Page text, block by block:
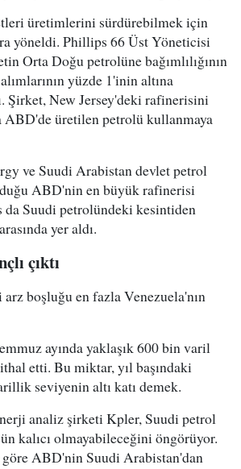
üretimlerini sürdürebilmek için
yöneldi. Phillips 66 Üst Yöneticisi
Orta Doğu petrolüne bağımlılığının
yüzde 1'inin altına
Şirket, New Jersey'deki rafinerisini
ABD'de üretilen petrolü kullanmaya
ve Suudi Arabistan devlet petrol
ABD'nin en büyük rafinerisi
Suudi petrolündeki kesintiden
yer aldı.
çıktı
boşluğu en fazla Venezuela'nın
ayında yaklaşık 600 bin varil
etti. Bu miktar, yıl başındaki
seviyenin altı katı demek.
analiz şirketi Kpler, Suudi petrol
kalıcı olmayabileceğini öngörüyor.
ABD'nin Suudi Arabistan'dan